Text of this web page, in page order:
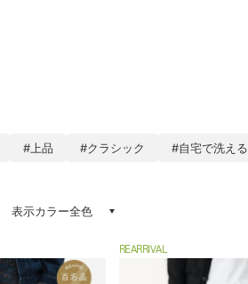
#上品 #クラシック #自宅で洗える
表示カラー全色
REARRIVAL